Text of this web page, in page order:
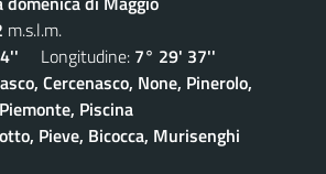
m.s.l.m.
Longitudine: 7° 29' 37''
Cercenasco, None, Pinerolo,
Piscina
Pieve, Bicocca, Murisenghi